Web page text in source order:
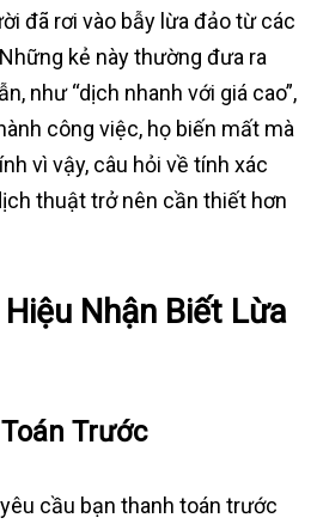
đã rơi vào bẫy lừa đảo từ các
kẻ này thường đưa ra
như “dịch nhanh với giá cao”,
công việc, họ biến mất mà
vì vậy, câu hỏi về tính xác
thuật trở nên cần thiết hơn
Nhận Biết Lừa
Trước
cầu bạn thanh toán trước